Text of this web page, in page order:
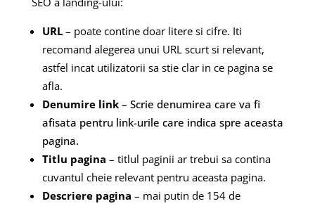
URL– poate contine doar litere si cifre. Iti
recomand alegerea unui URL scurt si relevant,
astfel incat utilizatorii sa stie clar in ce pagina se
afla.
Denumire link– Scrie denumirea care va fi
afisata pentru link-urile care indica spre aceasta
pagina.
Titlu pagina – titlul paginii ar trebui sa contina
cuvantul cheie relevant pentru aceasta pagina.
Descriere pagina – mai putin de 154 de